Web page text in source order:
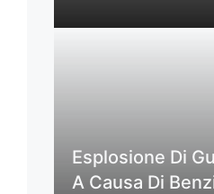
Esplosione Di
A Causa Di